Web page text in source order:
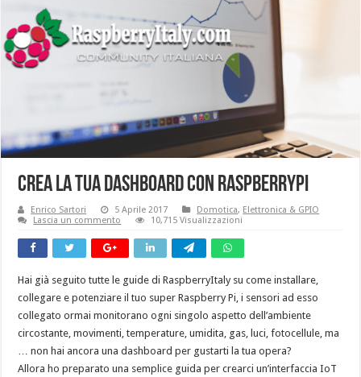
Crea la tua Dashboard con RaspberryPi
Enrico Sartori 5 Aprile 2017 Domotica, Elettronica & GPIO
Lascia un commento
10,715 Visualizzazioni
Hai già seguito tutte le guide di RaspberryItaly su come installare,
collegare e potenziare il tuo super Raspberry Pi, i sensori ad esso
collegato ormai monitorano ogni singolo aspetto dell’ambiente
circostante, movimenti, temperature, umidita, gas, luci, fotocellule, ma
… non hai ancora una dashboard per gustarti la tua opera?
Allora ho preparato una semplice guida per crearci un’interfaccia IoT